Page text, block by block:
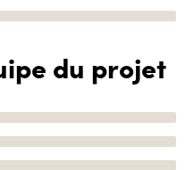
du projet